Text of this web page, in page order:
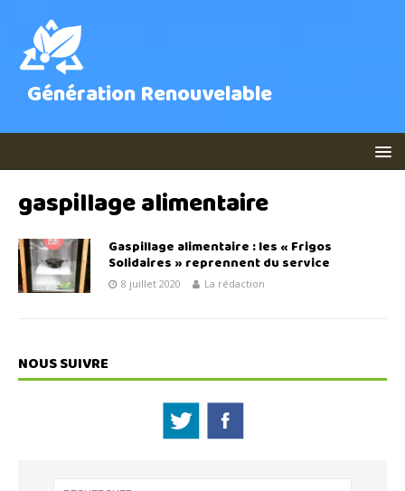
Génération Renouvelable
gaspillage alimentaire
Gaspillage alimentaire : les « Frigos
Solidaires » reprennent du service
8 juillet 2020 La rédaction
NOUS SUIVRE